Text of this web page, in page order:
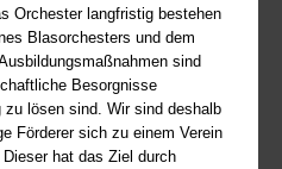
Orchester langfristig bestehen
Blasorchesters und dem
sind
Besorgnisse
lösen sind. Wir sind deshalb
Förderer sich zu einem Verein
hat das Ziel durch